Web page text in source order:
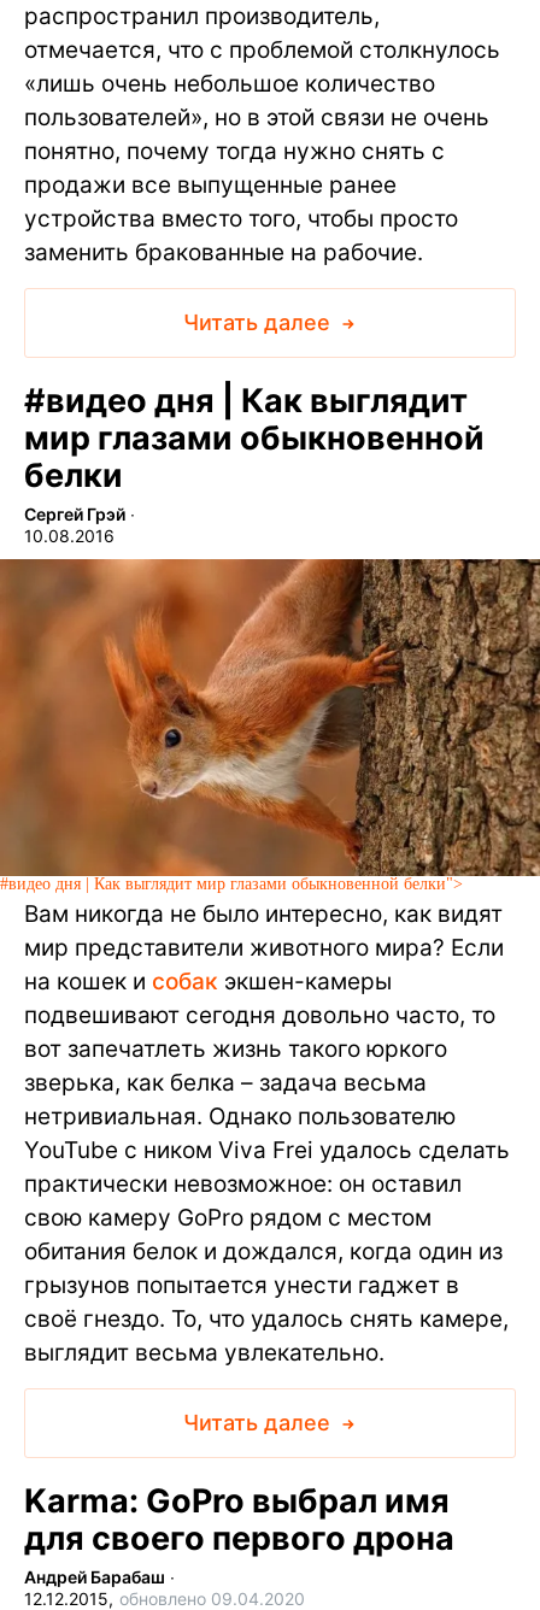
распространил производитель,
отмечается, что с проблемой столкнулось
«лишь очень небольшое количество
пользователей», но в этой связи не очень
понятно, почему тогда нужно снять с
продажи все выпущенные ранее
устройства вместо того, чтобы просто
заменить бракованные на рабочие.
Читать далее
#видео дня | Как выглядит
мир глазами обыкновенной
белки
Сергей Грэй ∙
10.08.2016
#видео дня | Как выглядит мир глазами обыкновенной белки">
Вам никогда не было интересно, как видят
мир представители животного мира? Если
на кошек и собак экшен-камеры
подвешивают сегодня довольно часто, то
вот запечатлеть жизнь такого юркого
зверька, как белка – задача весьма
нетривиальная. Однако пользователю
YouTube с ником Viva Frei удалось сделать
практически невозможное: он оставил
свою камеру GoPro рядом с местом
обитания белок и дождался, когда один из
грызунов попытается унести гаджет в
своё гнездо. То, что удалось снять камере,
выглядит весьма увлекательно.
Читать далее
Karma: GoPro выбрал имя
для своего первого дрона
Андрей Барабаш ∙
12.12.2015, обновлено 09.04.2020